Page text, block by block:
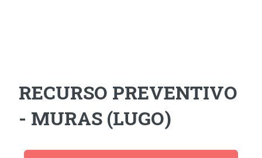
RECURSO PREVENTIVO
- MURAS (LUGO)